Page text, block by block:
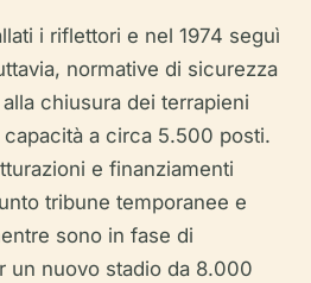
i riflettori e nel 1974 seguì
normative di sicurezza
chiusura dei terrapieni
a circa 5.500 posti.
e finanziamenti
tribune temporanee e
sono in fase di
un nuovo stadio da 8.000